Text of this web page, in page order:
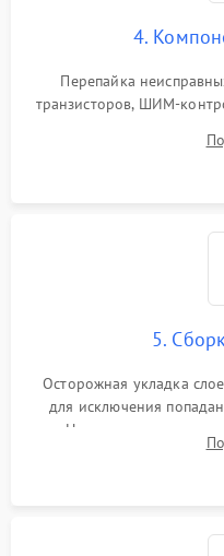
4.
Перепайка
транзисторов, ШИМ-
памяти при программных
разборка матрицы и
5.
Осторожная укладка
для исключения
Надежное
аккуратное